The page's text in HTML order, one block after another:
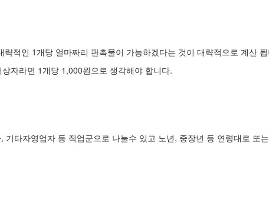
적인 1개당 얼마짜리 판촉물이 가능하겠다는 것이 대략적으로 계산
자라면 1개당 1,000원으로 생각해야 합니다.
타자영업자 등 직업군으로 나눌수 있고 노년, 중장년 등 연령대로 또